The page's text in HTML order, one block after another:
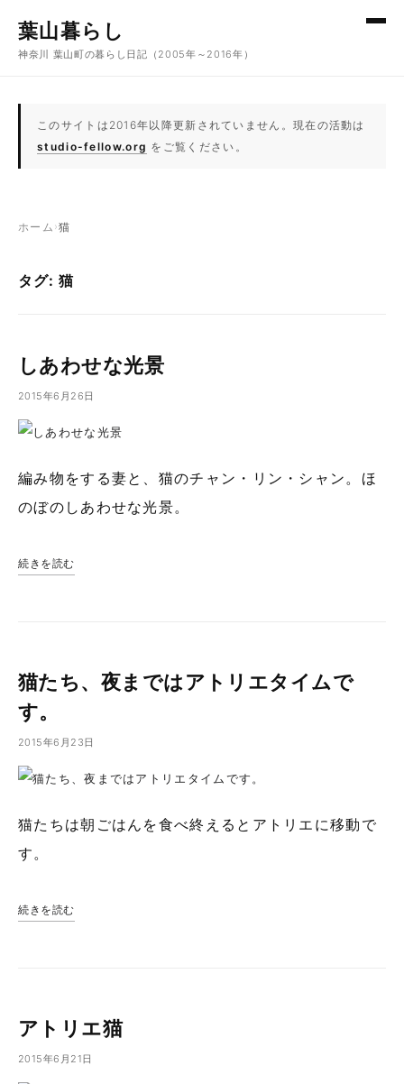
葉山暮らし
神奈川 葉山町の暮らし日記（2005年～2016年）
このサイトは2016年以降更新されていません。現在の活動は
studio-fellow.org をご覧ください。
ホーム ›猫
タグ: 猫
しあわせな光景
2015年6月26日
編み物をする妻と、猫のチャン・リン・シャン。ほ
のぼのしあわせな光景。
続きを読む
猫たち、夜まではアトリエタイムで
す。
2015年6月23日
猫たちは朝ごはんを食べ終えるとアトリエに移動で
す。
続きを読む
アトリエ猫
2015年6月21日